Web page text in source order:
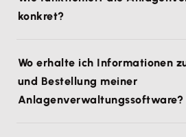
konkret?
Wo erhalte ich Informationen
und Bestellung meiner
Anlagenverwaltungssoftware?